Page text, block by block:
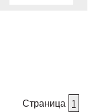
Страница 1